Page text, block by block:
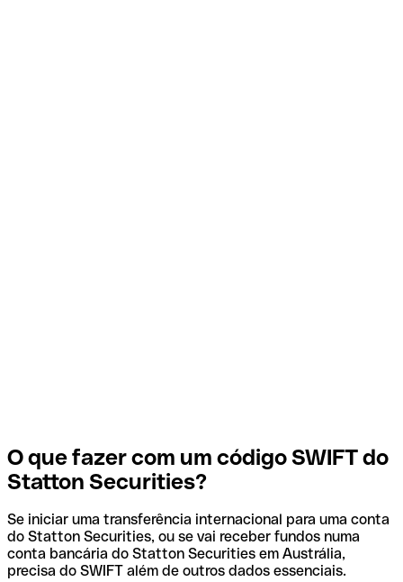
O que fazer com um código SWIFT do
Statton Securities?
Se iniciar uma transferência internacional para uma conta
do Statton Securities, ou se vai receber fundos numa
conta bancária do Statton Securities em Austrália,
precisa do SWIFT além de outros dados essenciais.